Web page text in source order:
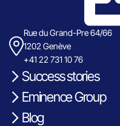
Rue du Grand-Pre 64/66
1202 Genève
+41 22 731 10 76
Success stories
Eminence Group
Blog